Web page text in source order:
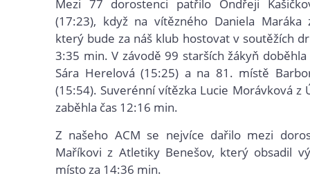
Mezi 77 dorostenci patřilo Ondřeji
(17:23), když na vítězného Daniela Maráka
který bude za náš klub hostovat v soutěžích
3:35 min. V závodě 99 starších žákyň
Sára Herelová (15:25) a na 81. místě
(15:54). Suverénní vítězka Lucie Morávková z
zaběhla čas 12:16 min.
Z našeho ACM se nejvíce dařilo mezi
Maříkovi z Atletiky Benešov, který obsadil
místo za 14:36 min.